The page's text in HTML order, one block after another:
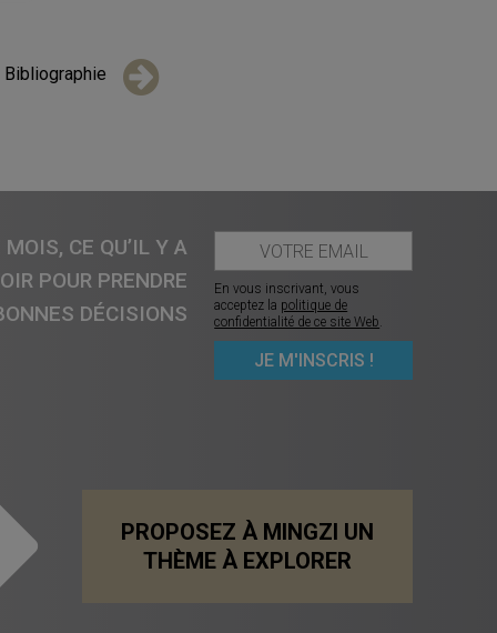
Bibliographie
MOIS, CE QU’IL Y A
POUR PRENDRE
DÉCISIONS
En vous inscrivant, vous
acceptez la politique de
confidentialité de ce site Web.
PROPOSEZ À MINGZI UN
THÈME À EXPLORER